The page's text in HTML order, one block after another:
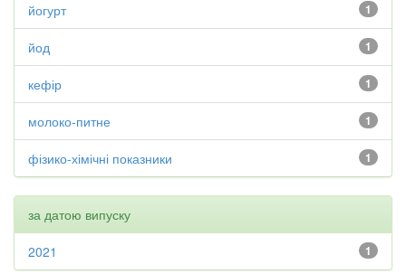
1
йогурт
1
йод
1
кефір
1
молоко-питне
1
фізико-хімічні показники
за датою випуску
1
2021